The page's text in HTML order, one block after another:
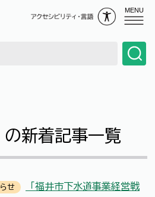
MENU
の新着記事一覧
せ
「福井市下水道事業経営戦